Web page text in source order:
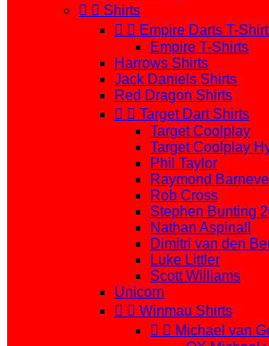
  Shirts
  Empire Darts T-
Empire T-Shirts
Harrows Shirts
Jack Daniels Shirts
Red Dragon Shirts
  Target Dart Shirts
Target Coolplay
Target Coolplay
Phil Taylor
Raymond
Rob Cross
Stephen Bunting
Nathan Aspinall
Dimitri van den
Luke Littler
Scott Williams
Unicorn
  Winmau Shirts
  Michael van